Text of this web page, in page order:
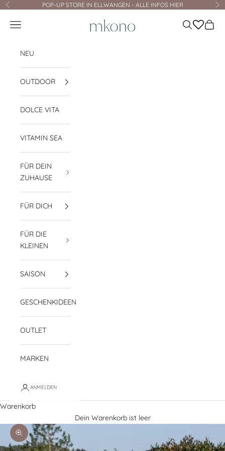
Zum Inhalt springen
Zurück POP-UP STORE IN ELLWANGEN - ALLE INFOS HIER
mkono
Navigationsmenü öffnen Suche öffnen
NEU
OUTDOOR
DOLCE VITA
VITAMIN SEA
FÜR DEIN
ZUHAUSE
FÜR DICH
FÜR DIE
KLEINEN
SAISON
GESCHENKIDEEN
OUTLET
MARKEN
ANMELDEN
Warenkorb
Dein Warenkorb ist leer
Bild vergrößern